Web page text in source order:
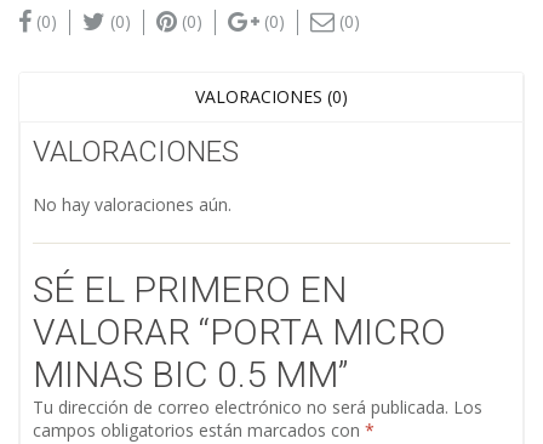
(0)
(0) (0) (0) (0)
VALORACIONES (0)
VALORACIONES
No hay valoraciones aún.
SÉ EL PRIMERO EN
VALORAR “PORTA MICRO
MINAS BIC 0.5 MM”
Tu dirección de correo electrónico no será publicada. Los
campos obligatorios están marcados con *